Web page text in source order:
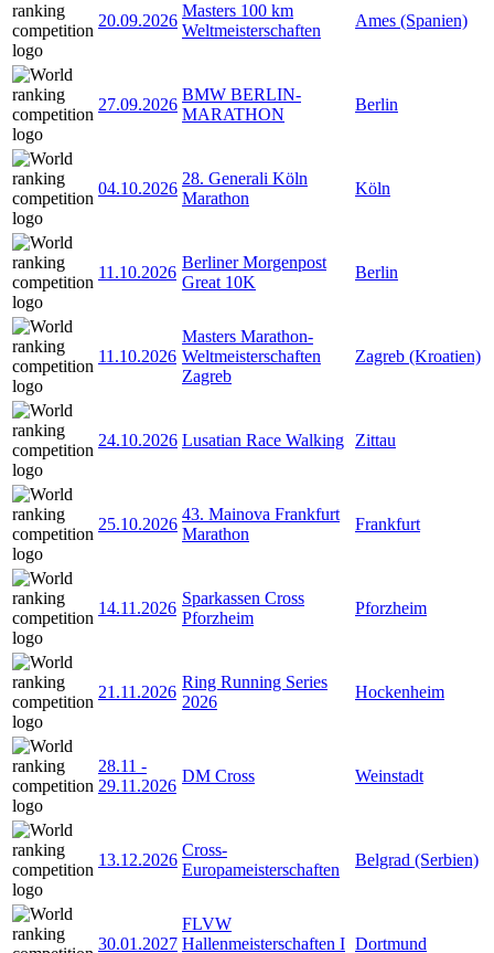
20.09.2026
Masters 100 km
Weltmeisterschaften
Ames (Spanien)
27.09.2026
BMW BERLIN-
MARATHON
Berlin
04.10.2026
28. Generali Köln
Marathon
Köln
11.10.2026
Berliner Morgenpost
Great 10K
Berlin
11.10.2026
Masters Marathon-
Weltmeisterschaften
Zagreb
Zagreb (Kroatien)
24.10.2026 Lusatian Race Walking Zittau
25.10.2026
43. Mainova Frankfurt
Marathon
Frankfurt
14.11.2026
Sparkassen Cross
Pforzheim
Pforzheim
21.11.2026
Ring Running Series
2026
Hockenheim
28.11 -
29.11.2026
DM Cross Weinstadt
13.12.2026
Cross-
Europameisterschaften
Belgrad (Serbien)
30.01.2027
FLVW
Hallenmeisterschaften I Dortmund